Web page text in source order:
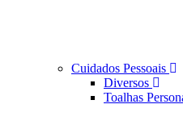
Cuidados Pessoais
Diversos
Toalhas